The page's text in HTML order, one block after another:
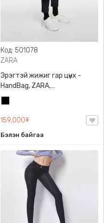
Код: 501078
ZARA
Эрэгтэй жижиг гар цүнх -
HandBag, ZARA,
3720/005/040, PU арьс
159,000₮
Бэлэн байгаа